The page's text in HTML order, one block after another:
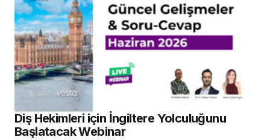
Diş Hekimleri için İngiltere Yolculuğunu
Başlatacak Webinar